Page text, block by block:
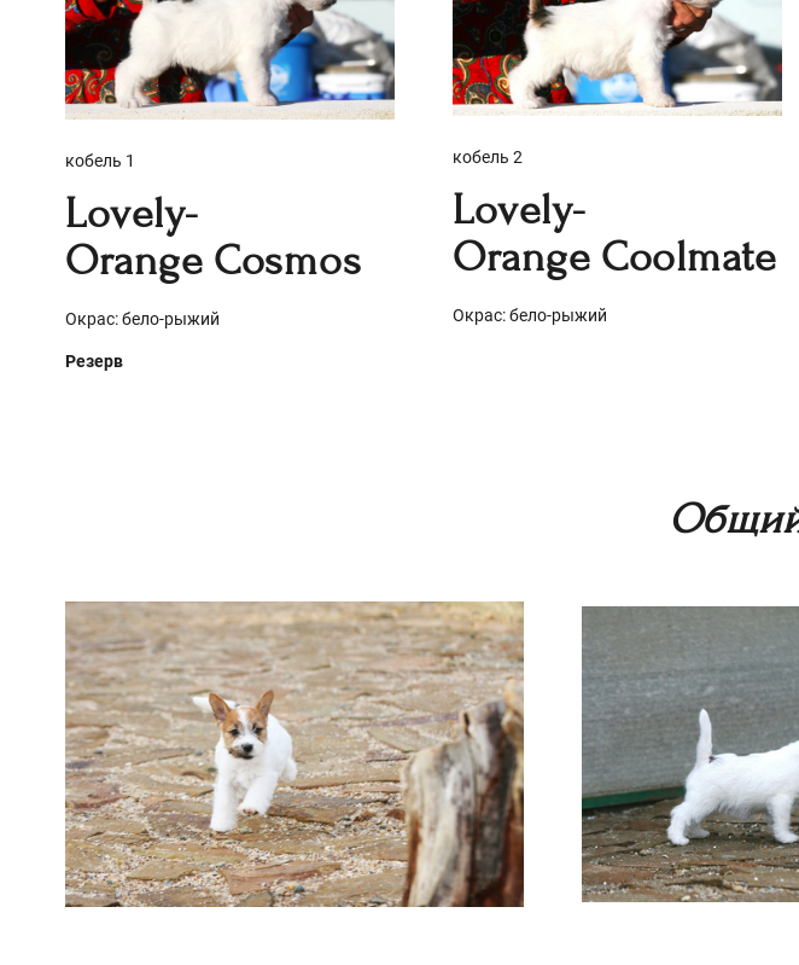
кобель 1
Lovely-
Orange Cosmos
Окрас: бело-рыжий
Резерв
кобель 2
Lovely-
Orange Coolmate
Окрас: бело-рыжий